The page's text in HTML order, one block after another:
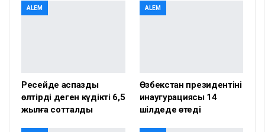
ALEM
Ресейде аспазды
өлтірді деген күдікті 6,5
жылға сотталды
ALEM
Өзбекстан президентінің
инаугурациясы 14
шілдеде өтеді